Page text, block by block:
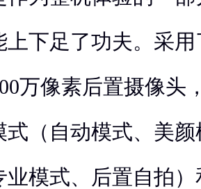
上下足了功夫。采
万像素后置摄像头
式（自动模式、美
业模式、后置自拍